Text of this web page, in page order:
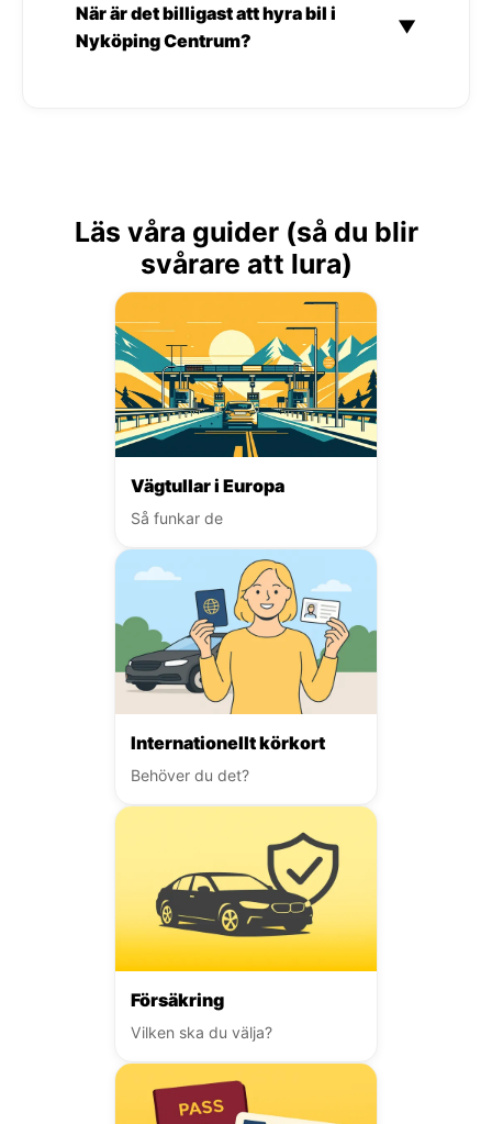
När är det billigast att hyra bil i
Nyköping Centrum?
▼
Läs våra guider (så du blir
svårare att lura)
Vägtullar i Europa
Så funkar de
Internationellt körkort
Behöver du det?
Försäkring
Vilken ska du välja?